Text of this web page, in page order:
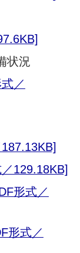
状況
／
129.18KB]
形式／
形式／